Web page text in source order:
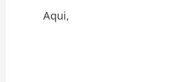
Aqui,